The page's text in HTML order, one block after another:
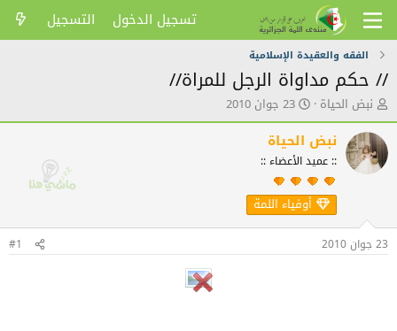
تسجيل الدخول التسجيل
الفقه والعقيدة الإسلامية
// حكم مداواة الرجل للمراة//
ك
ا
ت
ب
ا
ض
و
ع
نبض الحياة ت
ا
ر
ي
خ
ا
ل
ن
ش
23 جوان 2010
نبض الحياة
:: عميد الأعضاء ::
أوفياء اللمة
23 جوان 2010 #1